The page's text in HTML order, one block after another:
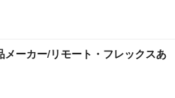
ーカー/リモート・フレックスあ